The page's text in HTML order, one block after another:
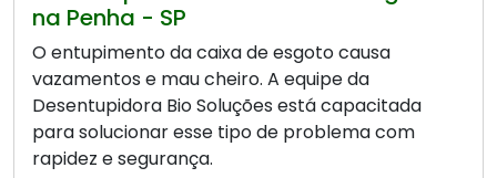
na Penha - SP
O entupimento da caixa de esgoto causa
vazamentos e mau cheiro. A equipe da
Desentupidora Bio Soluções está capacitada
para solucionar esse tipo de problema com
rapidez e segurança.